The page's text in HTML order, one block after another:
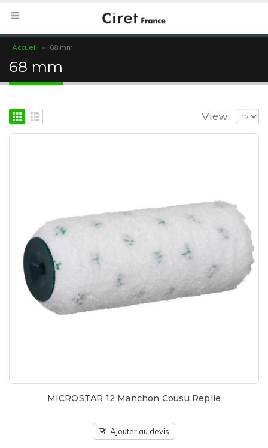
Accueil » 68 mm
68 mm
View:
MICROSTAR 12 Manchon Cousu Replié
Ajouter au devis